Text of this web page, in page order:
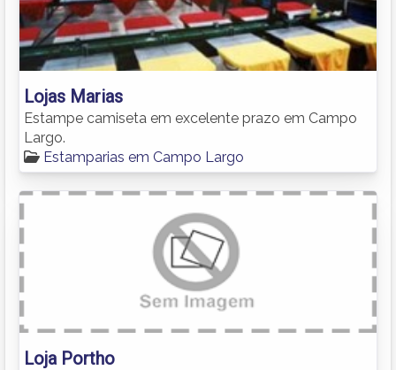
Lojas Marias
Estampe camiseta em excelente prazo em Campo
Largo.
Estamparias em Campo Largo
Loja Portho